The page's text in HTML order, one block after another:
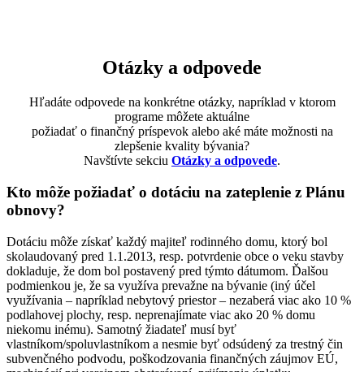
Otázky a odpovede
Hľadáte odpovede na konkrétne otázky, napríklad v ktorom
programe môžete aktuálne
požiadať o finančný príspevok alebo aké máte možnosti na
zlepšenie kvality bývania?
Navštívte sekciu Otázky a odpovede.
Kto môže požiadať o dotáciu na zateplenie z Plánu
obnovy?
Dotáciu môže získať každý majiteľ rodinného domu, ktorý bol
skolaudovaný pred 1.1.2013, resp. potvrdenie obce o veku stavby
dokladuje, že dom bol postavený pred týmto dátumom. Ďalšou
podmienkou je, že sa využíva prevažne na bývanie (iný účel
využívania – napríklad nebytový priestor – nezaberá viac ako 10 %
podlahovej plochy, resp. neprenajímate viac ako 20 % domu
niekomu inému). Samotný žiadateľ musí byť
vlastníkom/spoluvlastníkom a nesmie byť odsúdený za trestný čin
subvenčného podvodu, poškodzovania finančných záujmov EÚ,